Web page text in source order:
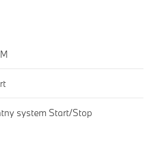
system Start/Stop